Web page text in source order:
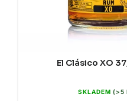
El Clásico XO
SKLADEM (>5